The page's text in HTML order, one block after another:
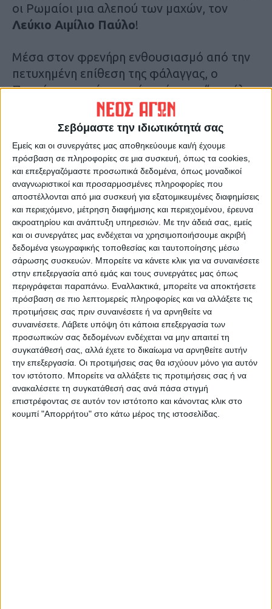
Σεβόμαστε την ιδιωτικότητά σας
Εμείς και οι συνεργάτες μας αποθηκεύουμε και/ή έχουμε
πρόσβαση σε πληροφορίες σε μια συσκευή, όπως τα cookies,
και επεξεργαζόμαστε προσωπικά δεδομένα, όπως μοναδικοί
αναγνωριστικοί και προσαρμοσμένες πληροφορίες που
αποστέλλονται από μια συσκευή για εξατομικευμένες διαφημίσεις
και περιεχόμενο, μέτρηση διαφήμισης και περιεχομένου, έρευνα
ακροατηρίου και ανάπτυξη υπηρεσιών. Με την άδειά σας, εμείς
και οι συνεργάτες μας ενδέχεται να χρησιμοποιήσουμε ακριβή
δεδομένα γεωγραφικής τοποθεσίας και ταυτοποίησης μέσω
σάρωσης συσκευών. Μπορείτε να κάνετε κλικ για να συναινέσετε
στην επεξεργασία από εμάς και τους συνεργάτες μας όπως
περιγράφεται παραπάνω. Εναλλακτικά, μπορείτε να αποκτήσετε
πρόσβαση σε πιο λεπτομερείς πληροφορίες και να αλλάξετε τις
προτιμήσεις σας πριν συναινέσετε ή να αρνηθείτε να
συναινέσετε. Λάβετε υπόψη ότι κάποια επεξεργασία των
προσωπικών σας δεδομένων ενδέχεται να μην απαιτεί τη
συγκατάθεσή σας, αλλά έχετε το δικαίωμα να αρνηθείτε αυτήν
την επεξεργασία. Οι προτιμήσεις σας θα ισχύουν μόνο για αυτόν
τον ιστότοπο. Μπορείτε να αλλάξετε τις προτιμήσεις σας ή να
ανακαλέσετε τη συγκατάθεσή σας ανά πάσα στιγμή
επιστρέφοντας σε αυτόν τον ιστότοπο και κάνοντας κλικ στο
κουμπί "Απορρήτου" στο κάτω μέρος της ιστοσελίδας.
οι Ρωμαίοι μια αλεπού των μαχών, τον
Λεύκιο Αιμίλιο Παύλο!
Μέσα στον φρενήρη ενθουσιασμό από την
πετυχημένη επίθεση της φάλαγγας, ο
Περσέας πιστεύοντας ότι πήρε τις “φανέλες
και τα σώβρακα” των αντιπάλων διέταξε
γενική έφοδο! Ντου και τους φάγαμε
δηλαδή! Αντίθετα ο Λεύκιος, διατηρώντας
την ψυχραιμία του, έδωσε εντολή στους
δικούς του να υποχωρήσουν συντεταγμένα
προς τα υψώματα…
Εκεί στην ανηφόρα κι επειδή το έδαφος
γινόταν ανώμαλο, οι φαλαγγίτες με τις
σάρισες άρχιζαν να αγκωμαχούν και το
σημαντικότερο να χάνουν τη συνοχή τους
και τις γραμμές τους!
Κι ενώ συνέχιζαν να κερδίζουν μέτρα και να
σπρώχνουν στο κέντρο τους Ρωμαίους,
ήλθε η κίνηση ματ από τον Λεύκιο! Έδωσε
εντολή να χτυπήσει το ιππικό του από τα
πλευρά όπου η φάλαγγα μειονεκτούσε! Την
ίδια στιγμή ο Περσέας κρατούσε το δικό
του ιππικό για καβάντζα και για την